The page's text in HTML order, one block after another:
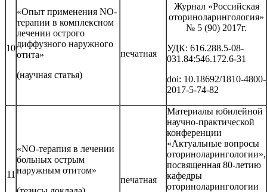
10
«Опыт применения NO-
терапии в комплексном
лечении острого
диффузного наружного
отита»
(научная статья)
печатная
Журнал «Российская
оториноларингология»
№ 5 (90) 2017г.
УДК: 616.288.5-08-
031.84:546.172.6-31
doi: 10.18692/1810-4800-
2017-5-74-82
11
«NO-терапия в лечении
больных острым
наружным отитом»
печатная
Материалы юбилейной
научно-практической
конференции
«Актуальные вопросы
оториноларингологии»,
посвященная 80-летию
кафедры
оториноларингологии